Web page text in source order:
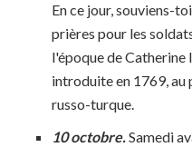
En ce jour, souviens-
prières pour les
l'époque de
introduite en 1769, au
russo-turque.
10 octobre.Samedi